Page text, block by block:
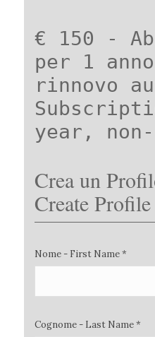
€ 150 -
per 1
rinnovo
year,
Crea un
Create Profile
Nome - First Name *
Cognome - Last Name *